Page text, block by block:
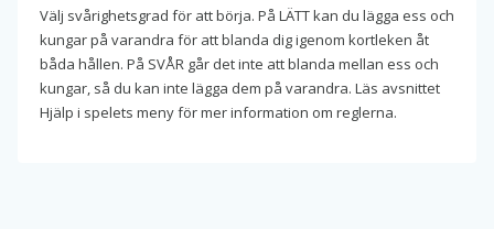
Välj svårighetsgrad för att börja. På LÄTT kan du lägga ess och
kungar på varandra för att blanda dig igenom kortleken åt
båda hållen. På SVÅR går det inte att blanda mellan ess och
kungar, så du kan inte lägga dem på varandra. Läs avsnittet
Hjälp i spelets meny för mer information om reglerna.